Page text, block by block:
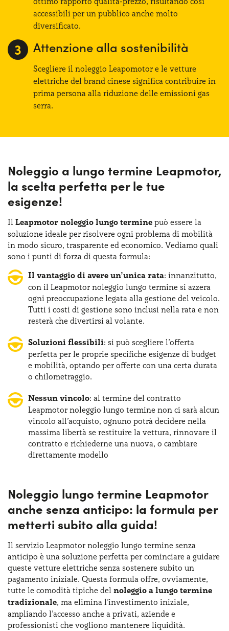
accessibili per un pubblico anche molto
diversificato.
Attenzione alla sostenibilità
Scegliere il noleggio Leapomotor e le vetture
elettriche del brand cinese significa contribuire in
prima persona alla riduzione delle emissioni gas
serra.
Noleggio a lungo termine Leapmotor,
la scelta perfetta per le tue
esigenze!
Il Leapmotor noleggio lungo termine può essere la
soluzione ideale per risolvere ogni problema di mobilità
in modo sicuro, trasparente ed economico. Vediamo quali
sono i punti di forza di questa formula:
Il vantaggio di avere un’unica rata: innanzitutto,
con il Leapmotor noleggio lungo termine si azzera
ogni preoccupazione legata alla gestione del veicolo.
Tutti i costi di gestione sono inclusi nella rata e non
resterà che divertirsi al volante.
Soluzioni flessibili: si può scegliere l’offerta
perfetta per le proprie specifiche esigenze di budget
e mobilità, optando per offerte con una certa durata
o chilometraggio.
Nessun vincolo: al termine del contratto
Leapmotor noleggio lungo termine non ci sarà alcun
vincolo all’acquisto, ognuno potrà decidere nella
massima libertà se restituire la vettura, rinnovare il
contratto e richiederne una nuova, o cambiare
direttamente modello
Noleggio lungo termine Leapmotor
anche senza anticipo: la formula per
metterti subito alla guida!
Il servizio Leapmotor noleggio lungo termine senza
anticipo è una soluzione perfetta per cominciare a guidare
queste vetture elettriche senza sostenere subito un
pagamento iniziale. Questa formula offre, ovviamente,
tutte le comodità tipiche del noleggio a lungo termine
tradizionale, ma elimina l’investimento iniziale,
ampliando l’accesso anche a privati, aziende e
professionisti che vogliono mantenere liquidità.